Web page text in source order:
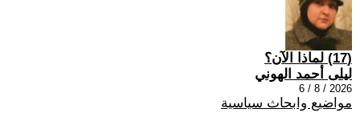
(17) لماذا الآن؟
ليلى أحمد الهوني
2026 / 8 / 6
مواضيع وابحاث سياسية